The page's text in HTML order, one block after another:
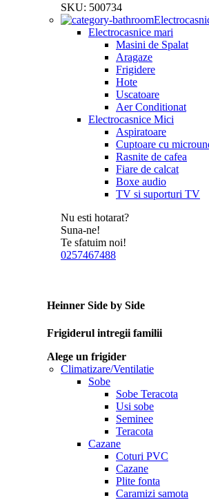
SKU: 500734
Electrocasnice mari
Masini de Spalat
Aragaze
Frigidere
Hote
Uscatoare
Aer Conditionat
Electrocasnice Mici
Aspiratoare
Cuptoare cu
Rasnite de cafea
Fiare de calcat
Boxe audio
TV si suporturi TV
Nu esti hotarat?
Suna-ne!
Te sfatuim noi!
0257467488
Heinner Side by Side
Frigiderul intregii familii
Alege un frigider
Climatizare/Ventilatie
Sobe
Sobe Teracota
Usi sobe
Seminee
Teracota
Cazane
Coturi PVC
Cazane
Plite fonta
Caramizi samota